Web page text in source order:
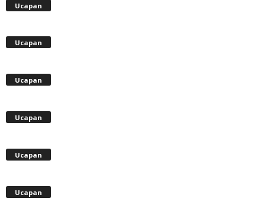
Ucapan
Ucapan
Ucapan
Ucapan
Ucapan
Ucapan